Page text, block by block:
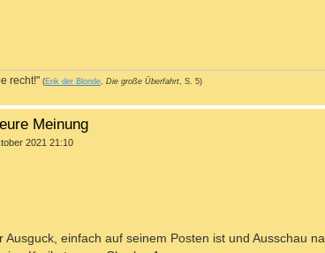
recht!" (Erik der Blonde Die große Überfahrt , S. 5)
Meinung
2021 21:10
einfach auf seinem Posten ist und Ausschau